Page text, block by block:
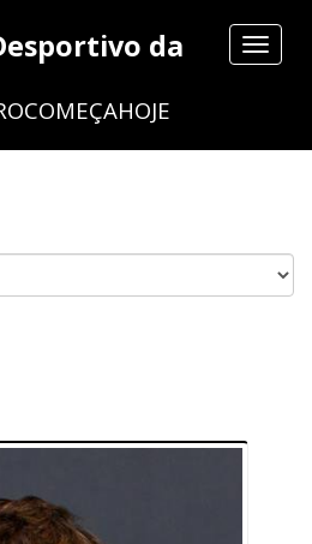
Toggle
da